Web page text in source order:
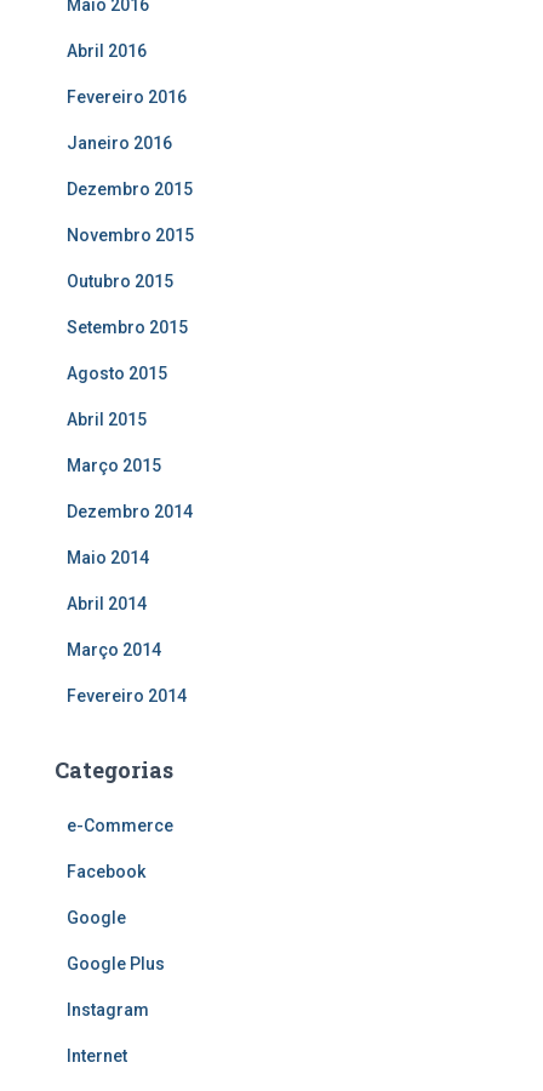
Maio 2016
Abril 2016
Fevereiro 2016
Janeiro 2016
Dezembro 2015
Novembro 2015
Outubro 2015
Setembro 2015
Agosto 2015
Abril 2015
Março 2015
Dezembro 2014
Maio 2014
Abril 2014
Março 2014
Fevereiro 2014
Categorias
e-Commerce
Facebook
Google
Google Plus
Instagram
Internet